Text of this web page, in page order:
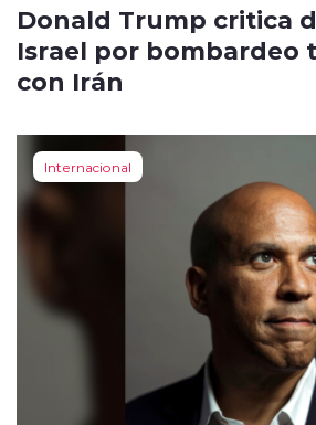
Donald Trump critica
Israel por bombardeo
con Irán
Internacional